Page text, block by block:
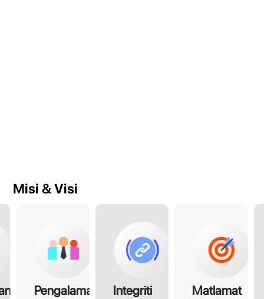
Misi & Visi
Pengalaman Integriti Matlamat